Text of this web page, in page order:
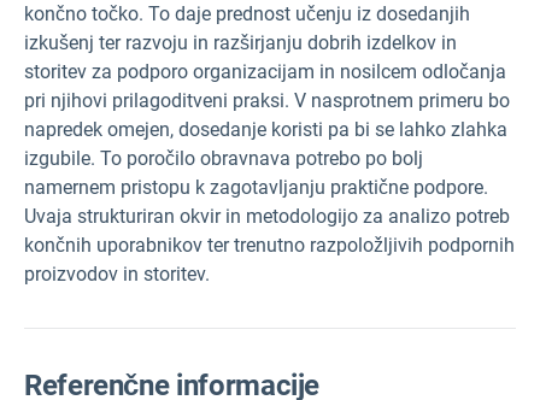
končno točko. To daje prednost učenju iz dosedanjih
izkušenj ter razvoju in razširjanju dobrih izdelkov in
storitev za podporo organizacijam in nosilcem odločanja
pri njihovi prilagoditveni praksi. V nasprotnem primeru bo
napredek omejen, dosedanje koristi pa bi se lahko zlahka
izgubile. To poročilo obravnava potrebo po bolj
namernem pristopu k zagotavljanju praktične podpore.
Uvaja strukturiran okvir in metodologijo za analizo potreb
končnih uporabnikov ter trenutno razpoložljivih podpornih
proizvodov in storitev.
Referenčne informacije